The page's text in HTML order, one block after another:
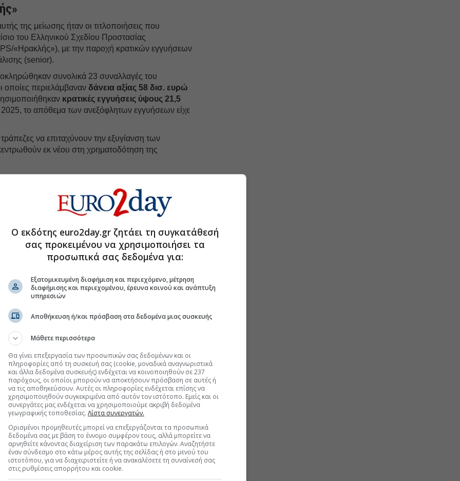
της μείωσης ήταν οι τιτλοποιήσεις που
του Ελληνικού Σχεδίου Προστασίας
«Ηρακλής»), με την παροχή κρατικών εγγυήσεων
(senior).
συνολικά 23 συναλλαγές του
περιελάμβανανδάνεια αξίας 58 δισ. ευρώ
κρατικές εγγυήσεις ύψους 21,5
2025, το απόθεμα των ανεξόφλητων εγγυήσεων είχε
να επιταχύνουν την εξυγίανση των
εκ νέου στη χρηματοδότηση της
μετά την ολοκλήρωση των τελευταίων
«Ηρακλής», ο ρυθμός μείωσης των ΜΕΔ
ΜΕΔ των τραπεζών οφείλεται κυρίως στην
σε λίγες πωλήσεις χαρτοφυλακίων, ενώ η
να έχει μόνο οριακή σημασία, παρά τις σχετικά
τα τελευταία δύο χρόνια.
έχει βελτιωθεί σημαντικά, τα επίπεδα των ΜΕΔ
από τον μέσο όρο της ΕΕ (1,9% τον Σεπτέμβριο
των ΜΕΔ κυμαίνονται σε γενικές γραμμές στα
ΕΕ.
στοGoogle Discover!
εξελίξεις με την υπογραφη εγκυρότητας του Euro2day.gr
FOLLOW US
Ακολουθήστε τη σελίδα τουEuro2day.grστο Linkedin
για τα νοικοκυριά ήταν τα υψηλότερα στην
συγκεντρώσεις ΜΕΔ σε σημαντικούς
τους δείκτες ΜΕΔ, παρατηρήθηκαν στη γεωργία
(12,9%), στο εμπόριο (6,4%), στις κατασκευές
Ο εκδότης euro2day.gr ζητάει τη συγκατάθεσή
σας προκειμένου να χρησιμοποιήσει τα
προσωπικά σας δεδομένα για:
Εξατομικευμένη διαφήμιση και περιεχόμενο, μέτρηση
διαφήμισης και περιεχομένου, έρευνα κοινού και ανάπτυξη
υπηρεσιών
Αποθήκευση ή/και πρόσβαση στα δεδομένα μιας συσκευής
Μάθετε περισσότερα
Θα γίνει επεξεργασία των προσωπικών σας δεδομένων και οι
πληροφορίες από τη συσκευή σας (cookie, μοναδικά αναγνωριστικά
και άλλα δεδομένα συσκευής) ενδέχεται να κοινοποιηθούν σε 237
παρόχους, οι οποίοι μπορούν να αποκτήσουν πρόσβαση σε αυτές ή
να τις αποθηκεύσουν. Αυτές οι πληροφορίες ενδέχεται επίσης να
χρησιμοποιηθούν συγκεκριμένα από αυτόν τον ιστότοπο. Εμείς και οι
συνεργάτες μας ενδέχεται να χρησιμοποιούμε ακριβή δεδομένα
γεωγραφικής τοποθεσίας. Λίστα συνεργατών.
Ορισμένοι προμηθευτές μπορεί να επεξεργάζονται τα προσωπικά
δεδομένα σας με βάση το έννομο συμφέρον τους, αλλά μπορείτε να
αρνηθείτε κάνοντας διαχείριση των παρακάτω επιλογών. Αναζητήστε
έναν σύνδεσμο στο κάτω μέρος αυτής της σελίδας ή στο μενού του
ιστοτόπου, για να διαχειριστείτε ή να ανακαλέσετε τη συναίνεσή σας
στις ρυθμίσεις απορρήτου και cookie.